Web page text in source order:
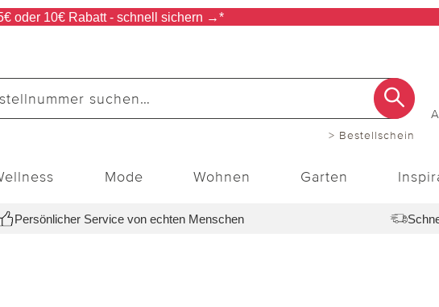
oder 10€ Rabatt - schnell sichern →*
> Bestellschein
Mode Wohnen Garten
Persönlicher Service von echten Menschen